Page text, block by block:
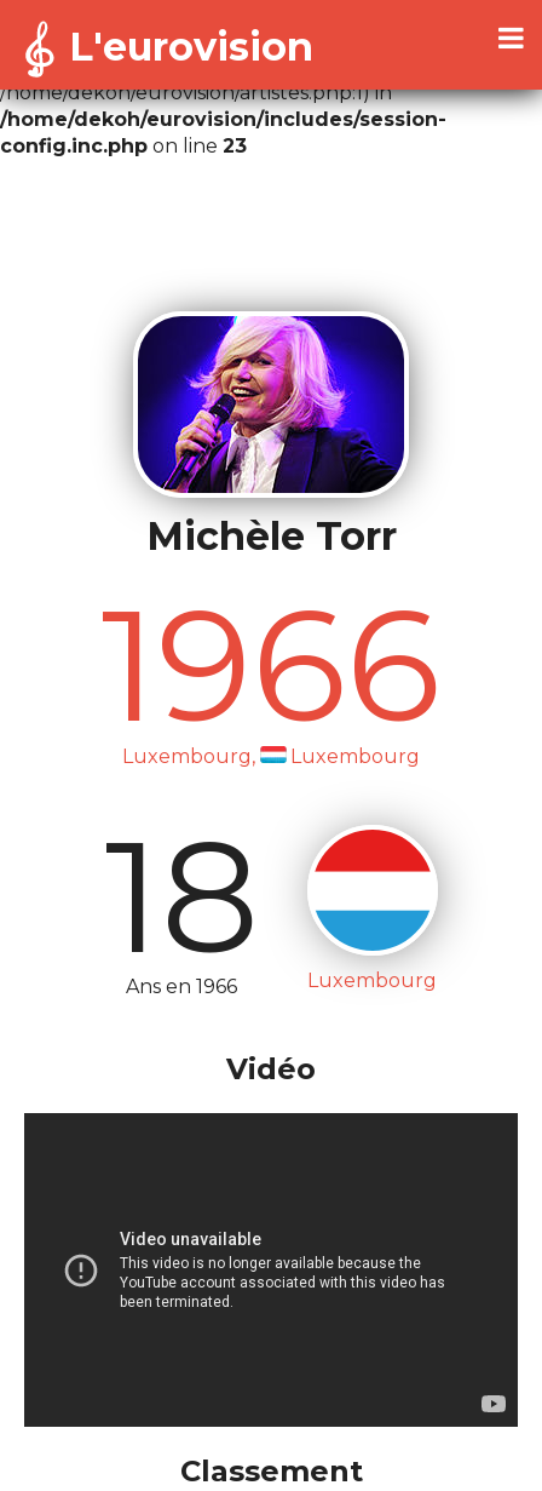
Warning
: Cannot modify header information - headers
already sent by (output started at
/home/dekoh/eurovision/artistes.php:1) in
/home/dekoh/eurovision/includes/session-
config.inc.php on line 23
L'eurovision
Michèle Torr
1966
Luxembourg, Luxembourg
18
Ans en 1966 Luxembourg
Vidéo
Classement